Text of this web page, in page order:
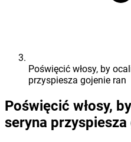
Poświęcić włosy, by
przyspiesza gojenie ran
Poświęcić włosy,
seryna